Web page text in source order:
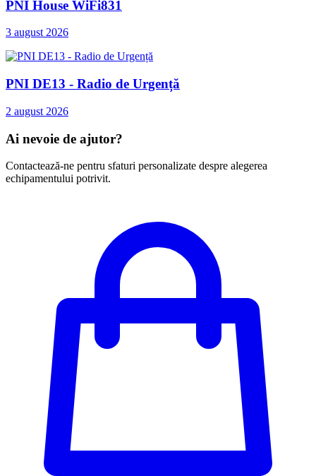
PNI House WiFi831
3 august 2026
PNI DE13 - Radio de Urgență
2 august 2026
Ai nevoie de ajutor?
Contactează-ne pentru sfaturi personalizate despre alegerea
echipamentului potrivit.